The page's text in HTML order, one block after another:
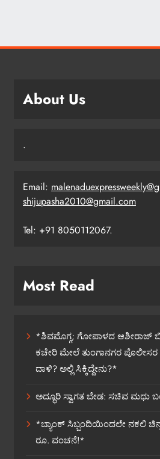
About Us
.
Email:
shijupasha2010@gmail.com
Tel: +91 8050112067.
Most Read
*ಶಿವಮೊಗ್ಗ; ಗೋಪಾಳದ ಆಶೀರಾಜ್
ಕಚೇರಿ ಮೇಲೆ ತುಂಗಾನಗರ
ದಾಳಿ? ಅಲ್ಲಿ ಸಿಕ್ಕಿದ್ದೇನು?*
ಅದ್ಧೂರಿ ಸ್ವಾಗತ ಬೇಡ: ಸಚಿವ ಮಧು
*ಬ್ಯಾಂಕ್ ಸಿಬ್ಬಂದಿಯಿಂದಲೇ ನಕಲಿ
ರೂ. ವಂಚನೆ!*